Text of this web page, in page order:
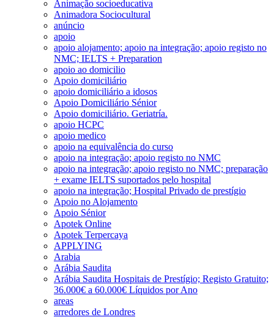
Animação socioeducativa
Animadora Sociocultural
anúncio
apoio
apoio alojamento; apoio na integração; apoio registo no
NMC; IELTS + Preparation
apoio ao domicilio
Apoio domiciliário
apoio domiciliário a idosos
Apoio Domiciliário Sénior
Apoio domiciliário. Geriatría.
apoio HCPC
apoio medico
apoio na equivalência do curso
apoio na integração; apoio registo no NMC
apoio na integração; apoio registo no NMC; preparação
+ exame IELTS suportados pelo hospital
apoio na integração; Hospital Privado de prestígio
Apoio no Alojamento
Apoio Sénior
Apotek Online
Apotek Terpercaya
APPLYING
Arabia
Arábia Saudita
Arábia Saudita Hospitais de Prestígio; Registo Gratuito;
36.000€ a 60.000€ Líquidos por Ano
areas
arredores de Londres